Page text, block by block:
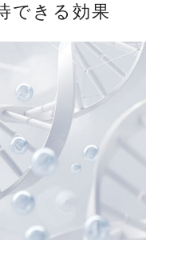
できる効果